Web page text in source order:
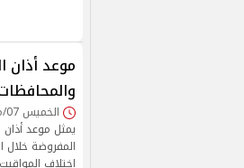
موعد أذان
الخميس 07/مايو/2026 - 08:00 م
يمثل موعد أذان
المفروضة خلال
اختلاف